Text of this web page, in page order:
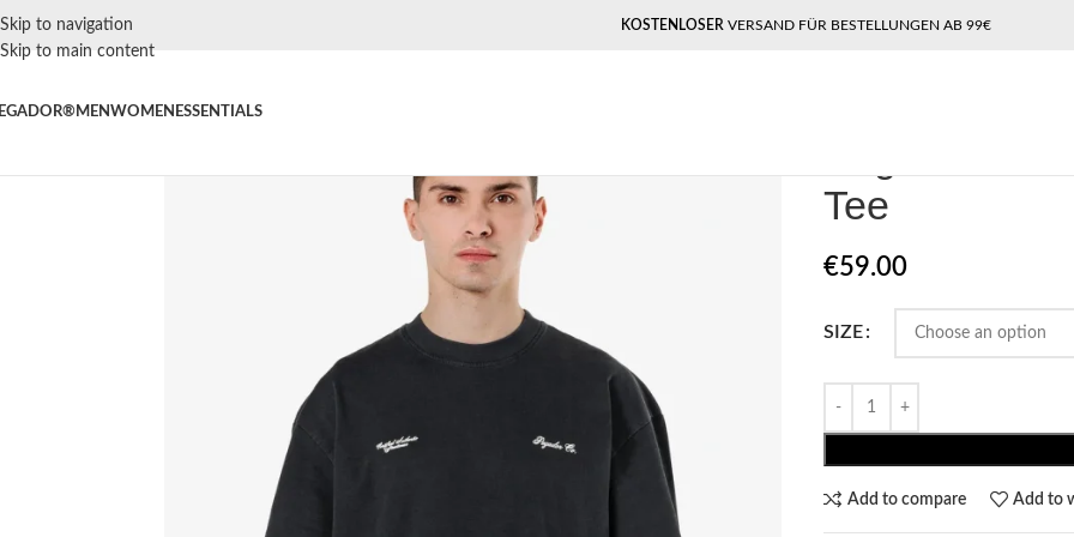
Skip to navigation
Skip to main content
KOSTENLOSER VERSAND FÜR BESTELLUNGEN AB 99€
MENWOMEN ESSENTIALS
Tee
€59.00
SIZE
Add to compare Add to